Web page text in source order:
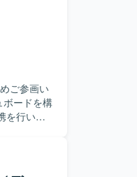
ポジシ
トワー
新の技術
てデー
ご参画い
を行いま
を求め